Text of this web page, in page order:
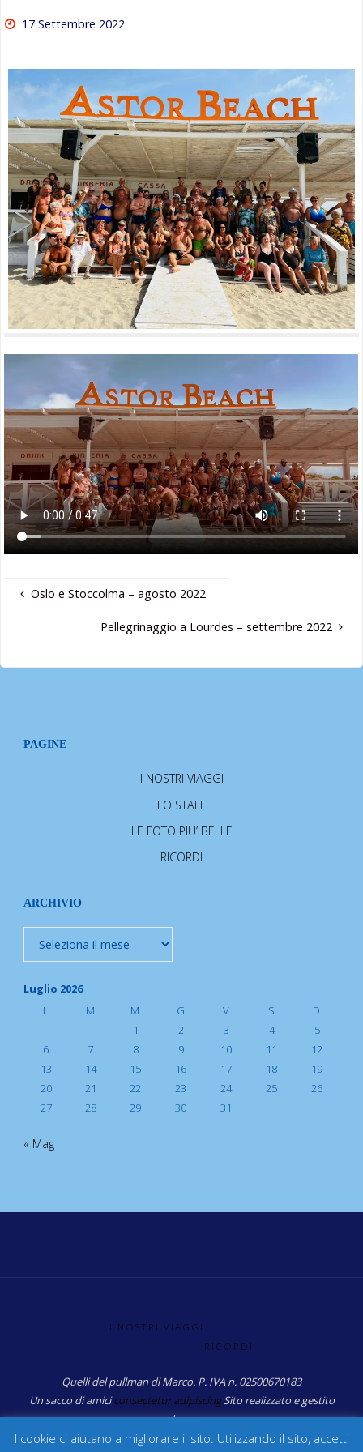
17 Settembre 2022
Oslo e Stoccolma – agosto 2022
Pellegrinaggio a Lourdes – settembre 2022
PAGINE
I NOSTRI VIAGGI
LO STAFF
LE FOTO PIU’ BELLE
RICORDI
ARCHIVIO
Archivio
Luglio 2026
L
M M G V S
D
1
2 3 4
5
6
7 8 9 10 11
12
13
14 15 16 17 18
19
20
21 22 23 24 25
26
27
28 29 30 31
« Mag
I NOSTRI VIAGGI
RICORDI
Quelli del pullman di Marco. P. IVA n. 02500670183
Un sacco di amiciconsectetur adipiscingSito realizzato e gestito
da: sg
I cookie ci aiutano a migliorare il sito. Utilizzando il sito, accetti